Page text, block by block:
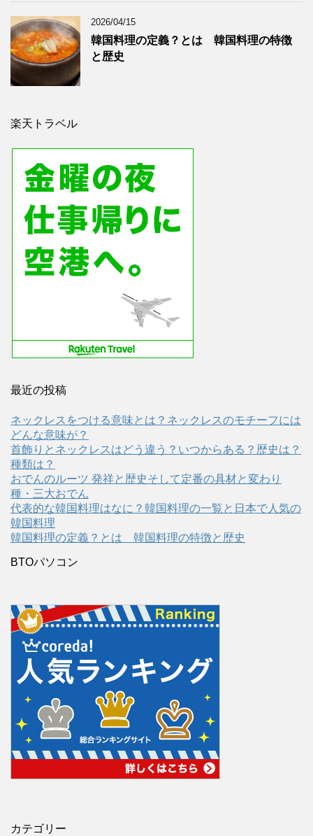
2026/04/15
韓国料理の定義？とは 韓国料理の特徴
と歴史
楽天トラベル
最近の投稿
ネックレスをつける意味とは？ネックレスのモチーフには
どんな意味が？
首飾りとネックレスはどう違う？いつからある？歴史は？
種類は？
おでんのルーツ 発祥と歴史そして定番の具材と変わり
種・三大おでん
代表的な韓国料理はなに？韓国料理の一覧と日本で人気の
韓国料理
韓国料理の定義？とは 韓国料理の特徴と歴史
BTOパソコン
カテゴリー